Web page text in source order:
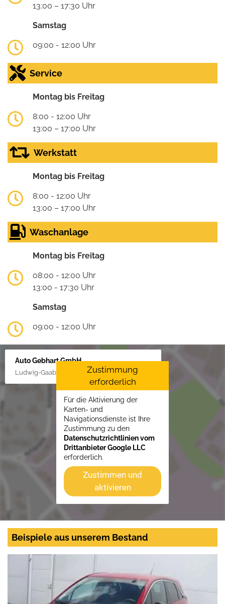
13:00 – 17:30 Uhr
Samstag
09:00 - 12:00 Uhr
Service
Montag bis Freitag
8:00 - 12:00 Uhr
13:00 – 17:00 Uhr
Werkstatt
Montag bis Freitag
8:00 - 12:00 Uhr
13:00 – 17:00 Uhr
Waschanlage
Montag bis Freitag
08:00 - 12:00 Uhr
13:00 - 17:30 Uhr
Samstag
09:00 - 12:00 Uhr
Auto Gebhart GmbH
Ludwig-Gaab-Str. 4, 88427 Bad Schussenried
Zustimmung
erforderlich
Für die Aktivierung der
Karten- und
Navigationsdienste ist Ihre
Zustimmung zu den
Datenschutzrichtlinien vom
Drittanbieter Google LLC
erforderlich.
Zustimmen und
aktivieren
Beispiele aus unserem Bestand